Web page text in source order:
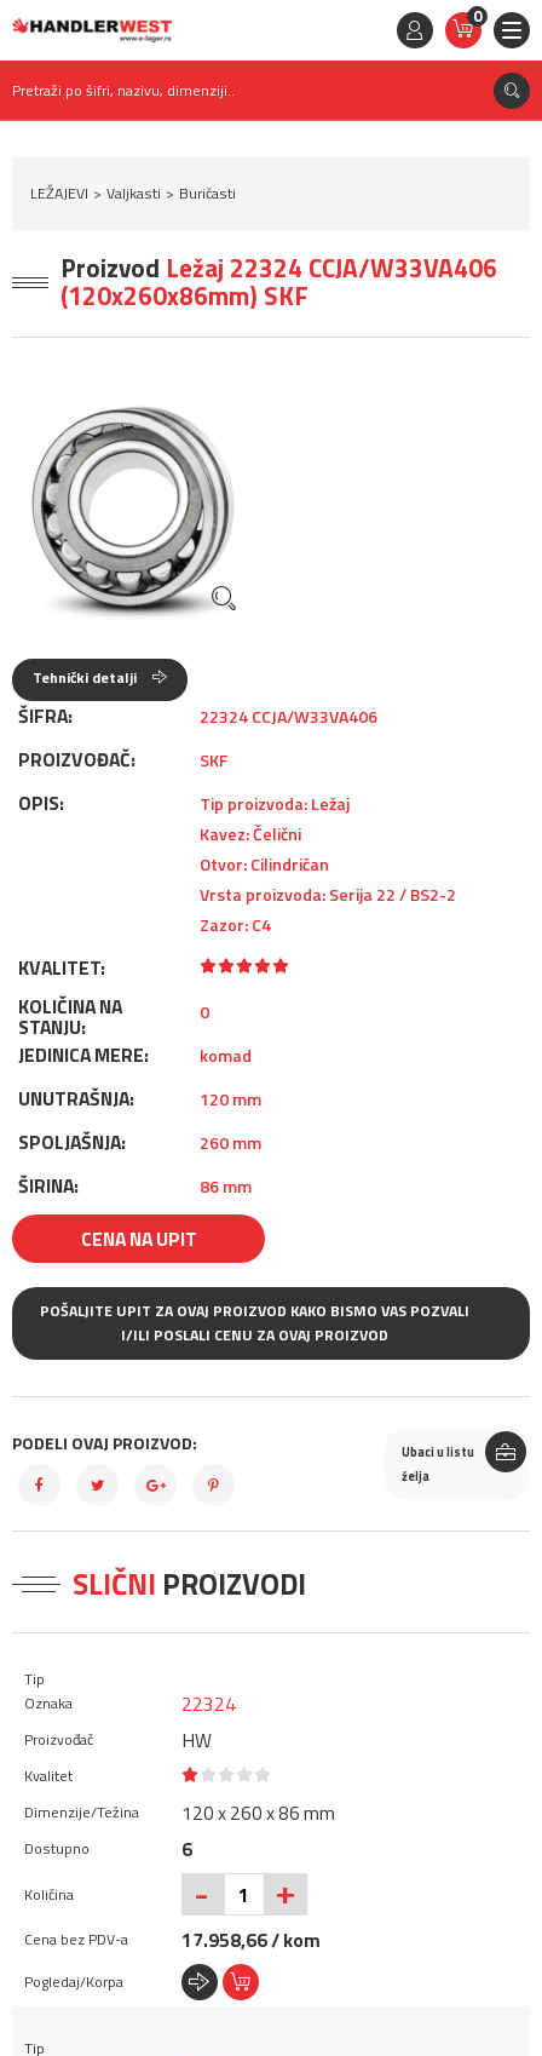
0
STAVKE
0,
RSD
Pretraži po šifri, nazivu, dimenziji..
LEŽAJEVI Valjkasti Buričasti
Proizvod Ležaj 22324 CCJA/W33VA406
(120x260x86mm) SKF
Tehnički detalji
ŠIFRA: 22324 CCJA/W33VA406
PROIZVOĐAČ: SKF
OPIS:
Tip proizvoda: Ležaj
Kavez: Čelični
Otvor: Cilindričan
Vrsta proizvoda: Serija 22 / BS2-2
Zazor: C4
KVALITET:
KOLIČINA NA
STANJU:
0
JEDINICA MERE: komad
UNUTRAŠNJA: 120 mm
SPOLJAŠNJA: 260 mm
ŠIRINA: 86 mm
CENA NA UPIT
POŠALJITE UPIT ZA OVAJ PROIZVOD KAKO BISMO VAS POZVALI
I/ILI POSLALI CENU ZA OVAJ PROIZVOD
PODELI OVAJ PROIZVOD:
Ubaci u listu
želja
SLIČNI PROIZVODI
22324
HW
120 x 260 x 86 mm
6
- +
17.958,66 / kom